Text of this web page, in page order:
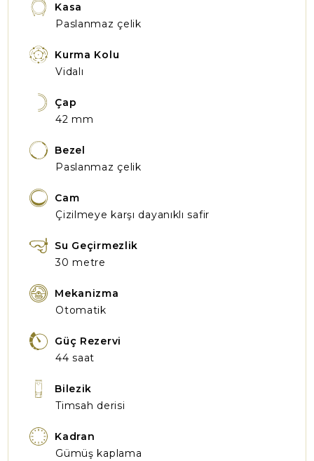
Kasa
Paslanmaz çelik
Kurma Kolu
Vidalı
Çap
42 mm
Bezel
Paslanmaz çelik
Cam
Çizilmeye karşı dayanıklı safir
Su Geçirmezlik
30 metre
Mekanizma
Otomatik
Güç Rezervi
44 saat
Bilezik
Timsah derisi
Kadran
Gümüş kaplama